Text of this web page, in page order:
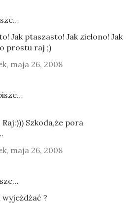
Jak ptaszasto! Jak zielono! Jak
prostu raj ;)
maja 26, 2008
Szkoda,że pora
maja 26, 2008
?